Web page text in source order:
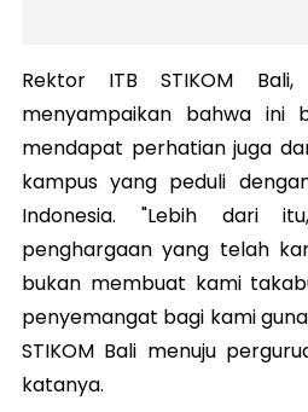
Rektor ITB STIKOM
menyampaikan bahwa ini
mendapat perhatian juga
kampus yang peduli
Indonesia. "Lebih dari
penghargaan yang telah
bukan membuat kami
penyemangat bagi kami
STIKOM Bali menuju
katanya.